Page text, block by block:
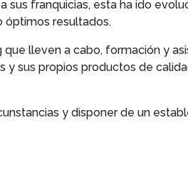
sus franquicias, esta ha ido
óptimos resultados.
lleven a cabo, formación y
y sus propios productos de
y disponer de un